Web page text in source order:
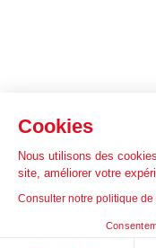
Cookies
Nous utilisons des
site, améliorer votre
Consulter notre politique